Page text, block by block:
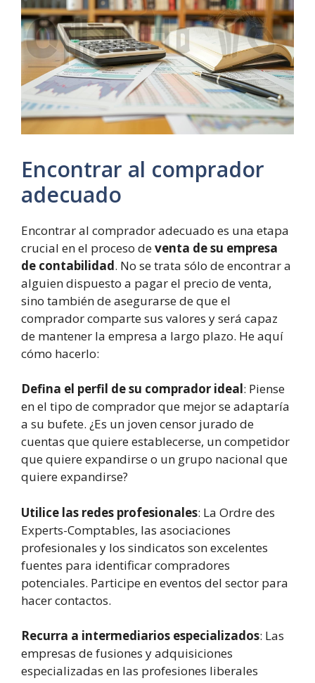
Encontrar al comprador
adecuado
Encontrar al comprador adecuado es una etapa
crucial en el proceso deventa de su empresa
de contabilidad. No se trata sólo de encontrar a
alguien dispuesto a pagar el precio de venta,
sino también de asegurarse de que el
comprador comparte sus valores y será capaz
de mantener la empresa a largo plazo. He aquí
cómo hacerlo:
Defina el perfil de su comprador ideal: Piense
en el tipo de comprador que mejor se adaptaría
a su bufete. ¿Es un joven censor jurado de
cuentas que quiere establecerse, un competidor
que quiere expandirse o un grupo nacional que
quiere expandirse?
Utilice las redes profesionales: La Ordre des
Experts-Comptables, las asociaciones
profesionales y los sindicatos son excelentes
fuentes para identificar compradores
potenciales. Participe en eventos del sector para
hacer contactos.
Recurra a intermediarios especializados: Las
empresas de fusiones y adquisiciones
especializadas en las profesiones liberales